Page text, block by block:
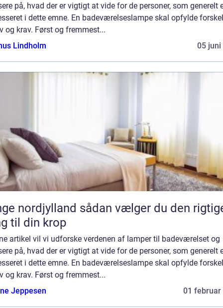
på, hvad der er vigtigt at vide for de personer, som generelt
i dette emne. En badeværelseslampe skal opfylde
og krav. Først og fremmest...
Lindholm
05 juni
sådan vælger du den rigtige
til din krop
artikel vil vi udforske verdenen af lamper til badeværelset og
på, hvad der er vigtigt at vide for de personer, som generelt
i dette emne. En badeværelseslampe skal opfylde
og krav. Først og fremmest...
Jeppesen
01 februar